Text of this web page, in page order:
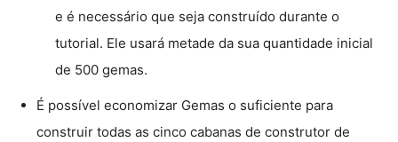
e é necessário que seja construído durante o
tutorial. Ele usará metade da sua quantidade inicial
de 500 gemas.
É possível economizar Gemas o suficiente para
construir todas as cinco cabanas de construtor de